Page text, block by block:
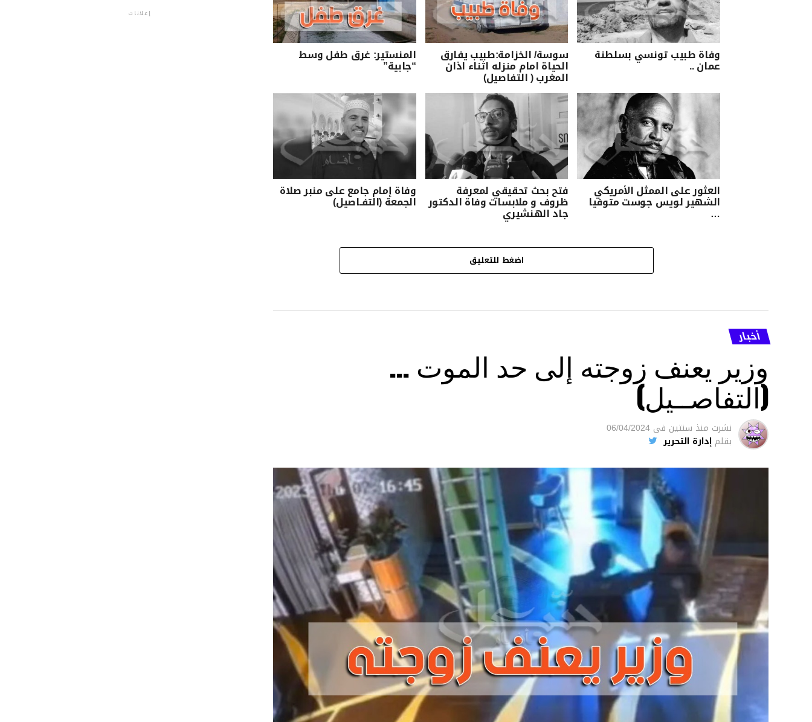
وفاة طبيب تونسي بسلطنة
عمان ..
سوسة/ الخزامة:طبيب يفارق
الحياة امام منزله اثناء اذان
المغرب ( التفاصيل)
المنستير: غرق طفل وسط
“جابية”
العثور على الممثل الأمريكي
الشهير لويس جوست متوفيا
…
فتح بحث تحقيقي لمعرفة
ظروف و ملابسات وفاة الدكتور
جاد الهنشيري
وفاة إمام جامع على منبر صلاة
الجمعة (التفـاصيل)
اضغط للتعليق
أخبار
وزير يعنف زوجته إلى حد الموت …
(التفاصــيل)
نشرت منذ سنتين فى 06/04/2024
بقلم إدارة التحرير
إعلانات